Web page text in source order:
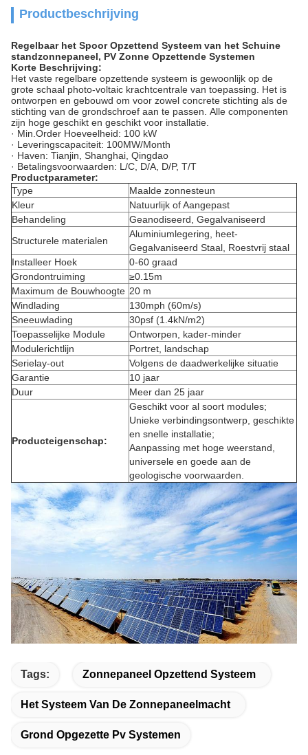
Productbeschrijving
Regelbaar het Spoor Opzettend Systeem van het Schuine
standzonnepaneel, PV Zonne Opzettende Systemen
Korte Beschrijving:
Het vaste regelbare opzettende systeem is gewoonlijk op de
grote schaal photo-voltaic krachtcentrale van toepassing . Het is
ontworpen en gebouwd om voor zowel concrete stichting als de
stichting van de grondschroef aan te passen. Alle componenten
zijn hoge geschikt en geschikt voor installatie.
· Min.Order Hoeveelheid: 100 kW
· Leveringscapaciteit: 100MW/Month
· Haven: Tianjin , Shanghai , Qingdao
· Betalingsvoorwaarden: L/C, D/A, D/P, T/T
Productparameter:
Type
Maalde zonnesteun
Kleur
Natuurlijk of Aangepast
Behandeling
Geanodiseerd, Gegalvaniseerd
Structurele materialen
Aluminiumlegering, heet-
Gegalvaniseerd Staal, Roestvrij staal
Installeer Hoek
0-60 graad
Grondontruiming
≥0.15m
Maximum de Bouwhoogte 20 m
Windlading
130mph (60m/s)
Sneeuwlading
30psf (1.4kN/m2)
Toepasselijke Module
Ontworpen,
kader-minder
Modulerichtlijn
Portret, landschap
Serielay-out
Volgens de daadwerkelijke situatie
Garantie
10 jaar
Duur
Meer dan 25 jaar
Producteigenschap:
Geschikt voor al soort modules;
Unieke verbindingsontwerp , geschikte
en snelle installatie;
Aanpassing met hoge weerstand,
universele en goede aan de
geologische voorwaarden.
Tags: Zonnepaneel Opzettend Systeem
Het Systeem Van De Zonnepaneelmacht
Grond Opgezette Pv Systemen